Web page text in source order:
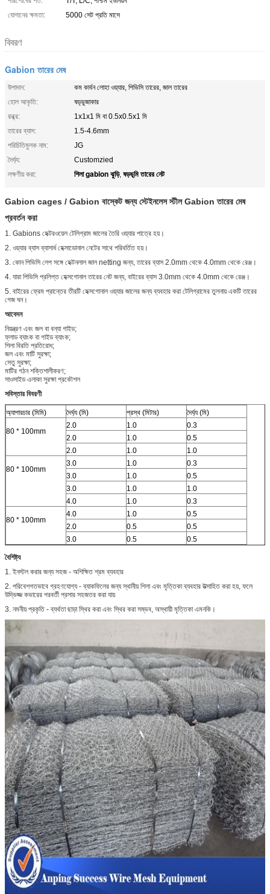
যোগানের ক্ষমতা:
5000 সেট প্রতি মাসে
বিবরণ
Gabion তারের মেষ
উপাদান:
কম কার্বন লোহা ওয়্যার, পিভিসি তারের, জাল তারের
হোল আকৃতি:
ষড়্ভুজাকার
রন্ধ্র:
1x1x1 মি বা 0.5x0.5x1 মি
তারের ব্যাস:
1.5-4.6mm
পরিচিতিমুলক নাম:
JG
দৈর্ঘ্য:
Customzied
লক্ষণীয় করা:
শিলা gabion ঝুড়ি, ষড়ভূমি তারের নেট
Gabion cages / Gabion বাস্কেট জন্য স্টেইনলেস স্টীল Gabion তারের মেষ
প্রবর্তন করা
1. Gabions হেক্টরওয়েল টেলিগ্রাম জালের তৈরি ওয়্যার পাত্রে হয়।
2. ওয়্যার ব্যাস ব্যাসার্ধ হেক্সাডোনাল নেটের সাথে পরিবর্তিত হয়।
3. কোন পিভিসি লেপ সঙ্গে হেক্টনলাল জাল netting জন্য, তারের ব্যাস 2.0mm থেকে 4.0mm থেকে রেঞ্জ।
4. যারা পিভিসি প্রলিপ্ত হেক্সগোনাল তারের নেট জন্য, বাইরের ব্যাস 3.0mm থেকে 4.0mm থেকে রেঞ্জ।
5. বাইরের ফ্রেম প্রান্তের তীরটি হেক্সগোনাল ওয়্যার জালের জন্য ব্যবহার করা টেলিগ্রামের তুলনায় একটি তারের
গেজ ঘন।
আবেদন
নিয়ন্ত্রণ এবং জল বা বন্যা গাইড;
ফ্লাড ব্যাংক বা গাইড ব্যাংক;
শিলা বিরতি প্রতিরোধ;
জল এবং মাটি সুরক্ষা;
সেতু সুরক্ষা;
মাটির গঠন শক্তিশালীকরণ;
সাওসাইড এলাকা সুরক্ষা প্রকৌশল
সবিস্তার বিবরণী
অ্যাপারচার (মিমি) দৈর্ঘ্য (মি) প্রস্থ (মিটার) দৈর্ঘ্য (মি)
80 * 100mm
2.0 1.0
0.3
2.0
1.0
0.5
2.0
1.0 1.0
80 * 100mm
3.0 1.0
0.3
3.0
1.0
0.5
3.0
1.0
1.0
4.0
1.0 0.3
80 * 100mm
4.0 1.0
0.5
2.0
0.5
0.5
3.0
0.5 0.5
বৈশিষ্ট্য
1. ইনস্টল করার জন্য সহজ - অশিক্ষিত শ্রম ব্যবহার
2. পরিবেশগতভাবে গ্রহণযোগ্য - ব্যাকফিলের জন্য স্থানীয় শিলা এবং মৃত্তিকা ব্যবহার উত্সাহিত করা হয়, ফলে
উদ্ভিজ্জ কভারের পরবর্তী প্রসার সহজতর করা যায়
3. নমনীয় প্রকৃতি - ব্যর্থতা ছাড়া স্থির করা এবং স্থির করা সম্ভব, অস্থায়ী মৃত্তিকা এমনকি।